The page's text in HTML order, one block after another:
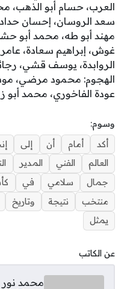
العرب، حسام أبو الذهب،
سعد الروسان، إحسان
مهند أبو طه، محمد أبو
غوش، إبراهيم سعادة،
الروابدة، يوسف قشي،
الهجوم: محمود مرضي،
عودة الفاخوري، محمد أبو
وسوم:
أكد
أمام أن إلى
العالم
الفني المدير
جمال
سلامي في
منتخب
نتيجة وتاريخ
يمثل
عن الكاتب
محمد نور